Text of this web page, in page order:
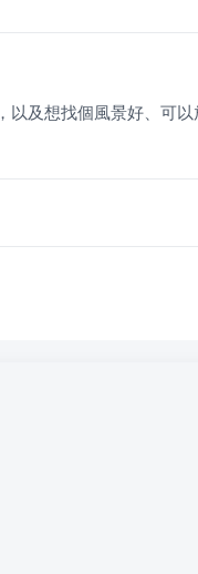
，以及想找個風景好、可